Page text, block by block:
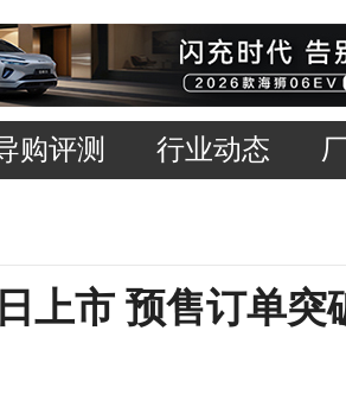
购评测 行业动态
上市 预售订单突